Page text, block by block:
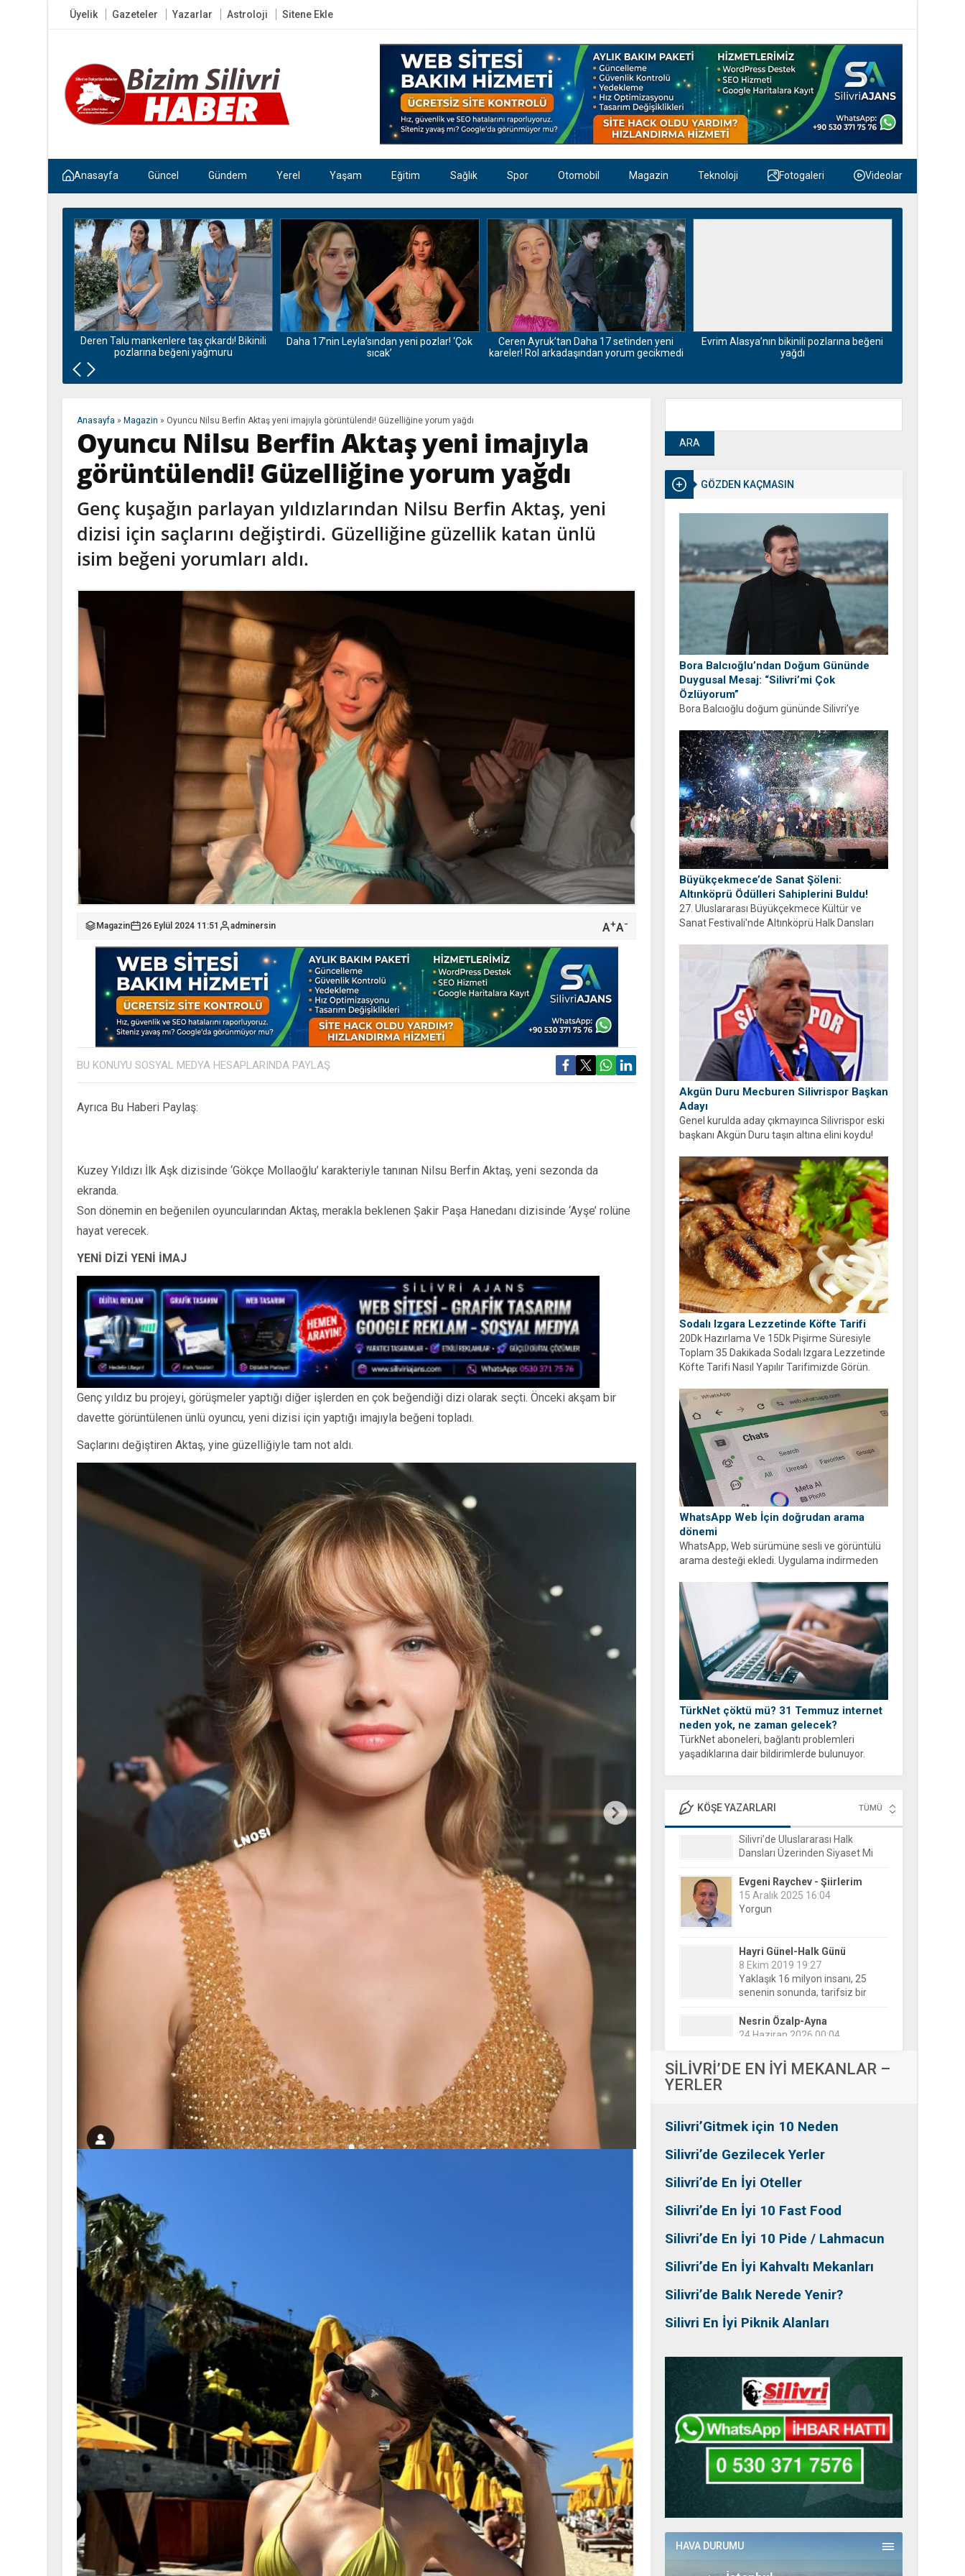
Üyelik Gazeteler Yazarlar Astroloji Sitene Ekle
Anasayfa Güncel Gündem Yerel Yaşam Eğitim Sağlık Spor Otomobil Magazin Teknoloji Fotogaleri Videolar
Deren Talu mankenlere taş çıkardı! Bikinili
pozlarına beğeni yağmuru
Daha 17’nin Leyla’sından yeni pozlar! ‘Çok
sıcak’
Ceren Ayruk’tan Daha 17 setinden yeni
kareler! Rol arkadaşından yorum gecikmedi
Evrim Alasya’nın bikinili pozlarına beğeni
yağdı
GÖZDEN KAÇMASIN
Bora Balcıoğlu’ndan Doğum Gününde
Duygusal Mesaj: “Silivri’mi Çok
Özlüyorum”
Bora Balcıoğlu doğum gününde Silivri’ye
ayrıyım” diyen Balcıoğlu, bir sonraki doğum
gününü ailesi ve hemşehrileriyle birlikte
geçirmeyi diledi.
Büyükçekmece’de Sanat Şöleni:
Altınköprü Ödülleri Sahiplerini Buldu!
27. Uluslararası Büyükçekmece Kültür ve
Sanat Festivali'nde Altınköprü Halk Dansları
Akgün Duru Mecburen Silivrispor Başkan
Adayı
Genel kurulda aday çıkmayınca Silivrispor eski
başkanı Akgün Duru taşın altına elini koydu!
açıkladı.
Sodalı Izgara Lezzetinde Köfte Tarifi
20Dk Hazırlama Ve 15Dk Pişirme Süresiyle
Toplam 35 Dakikada Sodalı Izgara Lezzetinde
Köfte Tarifi Nasıl Yapılır Tarifimizde Görün.
WhatsApp Web İçin doğrudan arama
dönemi
WhatsApp, Web sürümüne sesli ve görüntülü
arama desteği ekledi. Uygulama indirmeden
yapabilirsiniz.
TürkNet çöktü mü? 31 Temmuz internet
neden yok, ne zaman gelecek?
TürkNet aboneleri, bağlantı problemleri
yaşadıklarına dair bildirimlerde bulunuyor.
durumu öğrenmeye...
KÖŞE YAZARLARI TÜMÜ
Evgeni Raychev - Şiirlerim
Yorgun
Hayri Günel-Halk Günü
Yaklaşık 16 milyon insanı, 25
senenin sonunda, tarifsiz bir
belirsizliğin ortasına bıraktılar!
Nesrin Özalp-Ayna
Festivaller Yapılmazsa Kim
Kaybeder? Üreticiden Esnafa,
Tansu Bayrakdar-Biz diyoruz
ki
Ersin Özalp-Gerçekler
Silivri’de Uluslararası Halk
Yapılıyor?
SİLİVRİ’DE EN İYİ MEKANLAR –
YERLER
Silivri’Gitmek için 10 Neden
Silivri’de Gezilecek Yerler
Silivri’de En İyi Oteller
Silivri’de En İyi 10 Fast Food
Silivri’de En İyi 10 Pide / Lahmacun
Silivri’de En İyi Kahvaltı Mekanları
Silivri’de Balık Nerede Yenir?
Silivri En İyi Piknik Alanları
HAVA DURUMU
Anasayfa » Magazin » Oyuncu Nilsu Berfin Aktaş yeni imajıyla görüntülendi! Güzelliğine yorum yağdı
Oyuncu Nilsu Berfin Aktaş yeni imajıyla
görüntülendi! Güzelliğine yorum yağdı
Genç kuşağın parlayan yıldızlarından Nilsu Berfin Aktaş, yeni
dizisi için saçlarını değiştirdi. Güzelliğine güzellik katan ünlü
isim beğeni yorumları aldı.
Magazin 26 Eylül 2024 11:51 adminersin A+A-
BU KONUYU SOSYAL MEDYA HESAPLARINDA PAYLAŞ
Ayrıca Bu Haberi Paylaş:
Kuzey Yıldızı İlk Aşk dizisinde ‘Gökçe Mollaoğlu’ karakteriyle tanınan Nilsu Berfin Aktaş, yeni sezonda da
ekranda.
Son dönemin en beğenilen oyuncularından Aktaş, merakla beklenen Şakir Paşa Hanedanı dizisinde ‘Ayşe’ rolüne
hayat verecek.
YENİ DİZİ YENİ İMAJ
Genç yıldız bu projeyi, görüşmeler yaptığı diğer işlerden en çok beğendiği dizi olarak seçti. Önceki akşam bir
davette görüntülenen ünlü oyuncu, yeni dizisi için yaptığı imajıyla beğeni topladı.
Saçlarını değiştiren Aktaş, yine güzelliğiyle tam not aldı.